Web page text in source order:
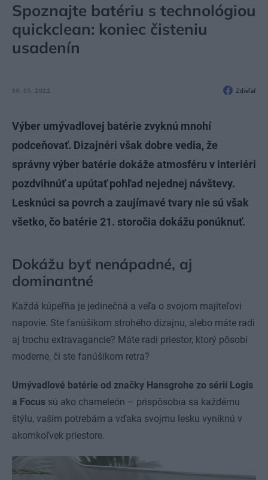
Spoznajte batériu s technológiou
quickclean: koniec čisteniu
usadenín
30. 05. 2022 Zdieľať
Výber umývadlovej batérie zvyknú mnohí
podceňovať. Dizajnéri však dobre vedia, že
správny výber batérie dokáže atmosféru v interiéri
pozdvihnúť a upútať pohľad nejednej návštevy.
Lesknúci sa povrch a zaujímavé tvary nie sú však
všetko, čo batérie 21. storočia dokážu ponúknuť.
Dokážu byť nenápadné, aj
dominantné
Každá kúpeľňa je jedinečná a veľa o svojom majiteľovi
napovie. Ste fanúšikom strohého dizajnu, alebo máte radi
aj trochu extravagancie? Máte radi priestor, ktorý pôsobí
moderne, či ste fanúšikom retra?
Umývadlové batérie od značky Hansgrohe zo sérií Logis
a Focus sú ako chameleón – prispôsobia sa každému
štýlu, vašim potrebám a vďaka svojmu lesku vyniknú v
akomkoľvek priestore.